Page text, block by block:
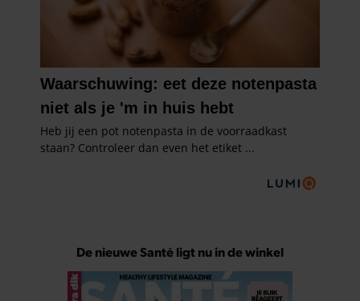
De nieuwe Santé ligt nu in de winkel